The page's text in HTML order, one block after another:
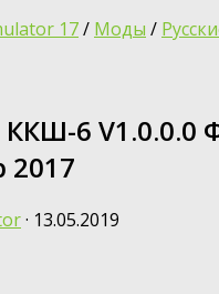
17/ Моды /
6 V1.0.0.0
2017
· 13.05.2019